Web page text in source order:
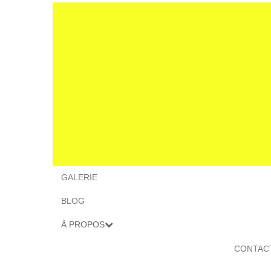
GALERIE
BLOG
À PROPOS